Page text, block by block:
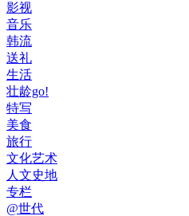
影视
音乐
韩流
送礼
生活
壮龄go!
特写
美食
旅行
文化艺术
人文史地
专栏
@世代